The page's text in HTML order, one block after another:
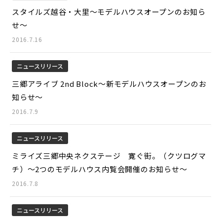
スタイルズ越谷・大里～モデルハウスオープンのお知ら
せ～
2016.7.16
ニュースリリース
三郷アライブ 2nd Block～新モデルハウスオープンのお
知らせ～
2016.7.9
ニュースリリース
ミライズ三郷中央ネクステージ 寛ぐ街。（クツログマ
チ）～2つのモデルハウス内覧会開催のお知らせ～
2016.7.8
ニュースリリース